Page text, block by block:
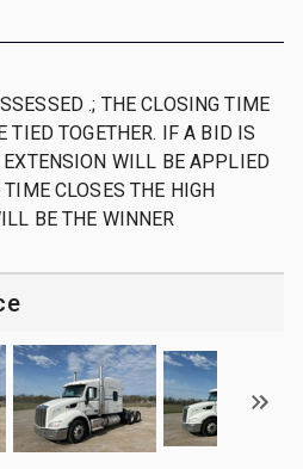
.; THE CLOSING TIME
TIED TOGETHER. IF A BID IS
EXTENSION WILL BE APPLIED
CLOSES THE HIGH
BE THE WINNER